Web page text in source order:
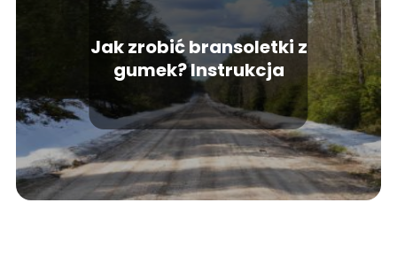
Jak zrobić bransoletki z
gumek? Instrukcja